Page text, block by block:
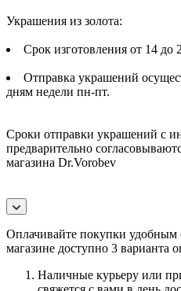
Украшения из золота:
Срок изготовления от 14 до
Отправка украшений
дням недели пн-пт.
Сроки отправки украшений с
предварительно
магазина Dr.Vorobev
Оплачивайте покупки удобным
магазине доступно 3 варианта
Наличные курьеру или